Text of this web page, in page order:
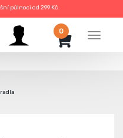
půlnoci od 299 Kč.
Menu
0